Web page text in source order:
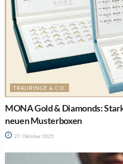
TRAURINGE & CO.
MONA Gold & Diamonds:
neuen Musterboxen
27. Oktober 2025